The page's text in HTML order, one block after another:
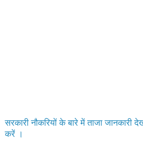
सरकारी नौकरियों के बारे में ताजा जानकारी
करें ।